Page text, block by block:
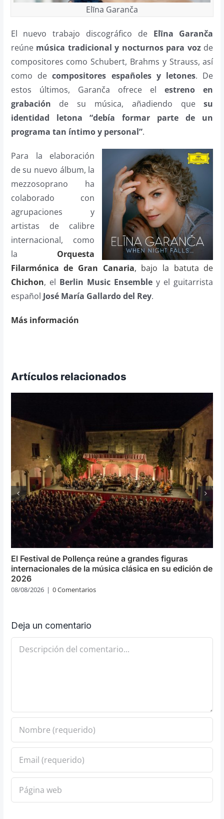
Elīna Garanča
El nuevo trabajo discográfico de Elīna Garanča
reúne música tradicional y nocturnos para vozde
compositores como Schubert, Brahms y Strauss, así
como decompositores españoles y letones. De
estos últimos, Garanča ofrece elestreno en
grabación de su música, añadiendo quesu
identidad letona “debía formar parte de un
programa tan íntimo y personal”.
Para la elaboración
de su nuevo álbum, la
mezzosoprano ha
colaborado con
agrupaciones y
artistas de calibre
internacional, como
la Orquesta
Filarmónica de Gran Canaria, bajo la batuta de
Chichon, el Berlin Music Ensemble y el guitarrista
español José María Gallardo del Rey.
Más información
Artículos relacionados
El Festival de Pollença reúne a grandes figuras
internacionales de la música clásica en su edición de
2026
08/08/2026 | 0 Comentarios
Deja un comentario
Comentario